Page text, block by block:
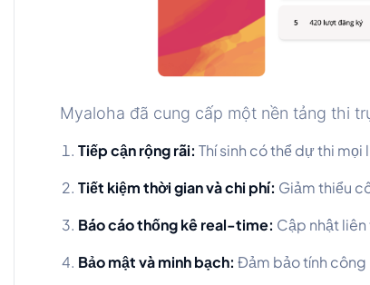
Myaloha đã cung cấp một nền tảng thi
Tiếp cận rộng rãi: Thí sinh có thể dự thi
Tiết kiệm thời gian và chi phí: Giảm thiểu
Báo cáo thống kê real-time: Cập nhật
Bảo mật và minh bạch: Đảm bảo tính công